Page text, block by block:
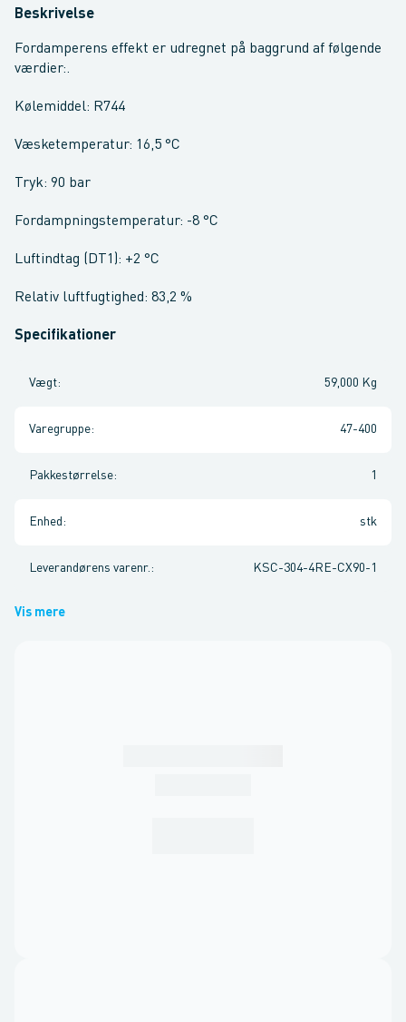
Beskrivelse
Fordamperens effekt er udregnet på baggrund af følgende
værdier:.
Kølemiddel: R744
Væsketemperatur: 16,5 °C
Tryk: 90 bar
Fordampningstemperatur: -8 °C
Luftindtag (DT1): +2 °C
Relativ luftfugtighed: 83,2 %
Specifikationer
Vægt: 59,000 Kg
Varegruppe: 47-400
Pakkestørrelse: 1
Enhed : stk
Leverandørens varenr. : KSC-304-4RE-CX90-1
Vis mere